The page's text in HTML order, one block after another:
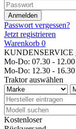
Passwort vergessen?
Jetzt registrieren
Warenkorb 0
KUNDENSERVICE
Mo-Do: 07.30 -
Mo-Do: 12.30 -
Traktor auswählen
Kostenloser